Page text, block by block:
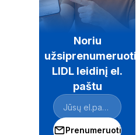
Noriu
užsiprenumeruoti
LIDL leidinį el.
paštu
Prenumeruoti